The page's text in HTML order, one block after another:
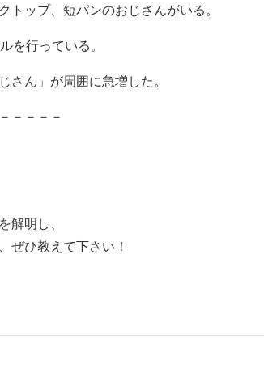
トップ、短パンのおじさんがいる。
を行っている。
さん」が周囲に急増した。
－－－－
明し、
ぜひ教えて下さい！